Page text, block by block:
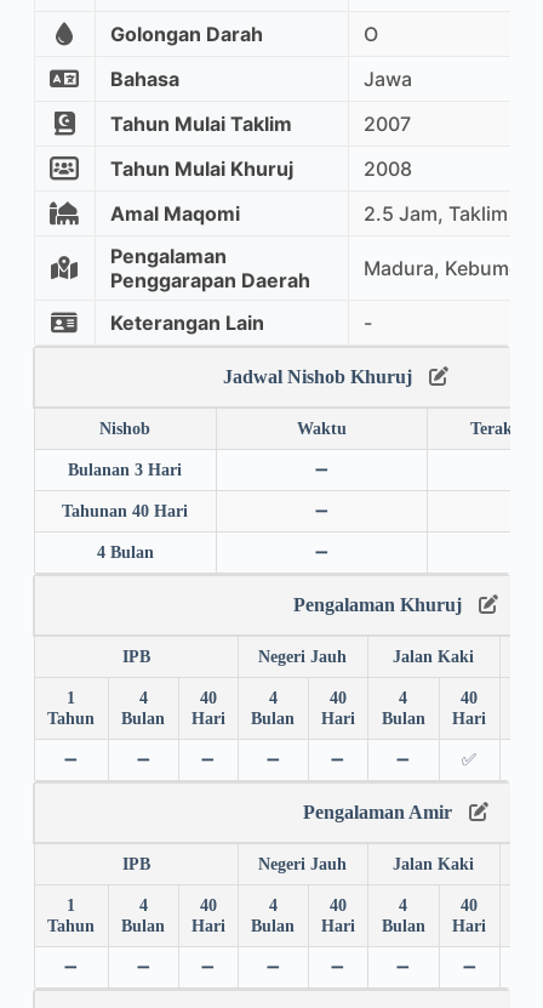
Golongan Darah
O
Bahasa
Jawa
Tahun Mulai Taklim
2007
Tahun Mulai Khuruj
2008
Amal Maqomi
2.5 Jam, Taklim
Pengalaman
Penggarapan Daerah
Madura, Kebumen
Keterangan Lain -
Jadwal Nishob Khuruj
Nishob Waktu Terakhir
Bulanan 3 Hari ➖
Tahunan 40 Hari ➖
4 Bulan ➖
Pengalaman Khuruj
IPB Negeri Jauh Jalan Kaki
1
Tahun
4
Bulan
40
Hari
4
Bulan
40
Hari
4
Bulan
40
Hari
➖ ➖ ➖ ➖ ➖ ➖ ✅
Pengalaman Amir
IPB Negeri Jauh Jalan Kaki
1
Tahun
4
Bulan
40
Hari
4
Bulan
40
Hari
4
Bulan
40
Hari
➖ ➖ ➖ ➖ ➖ ➖ ➖